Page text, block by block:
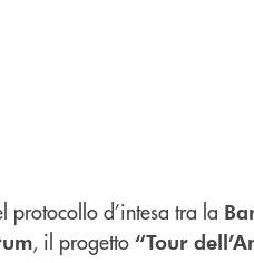
protocollo d’intesa tra la
, il progetto “Tour